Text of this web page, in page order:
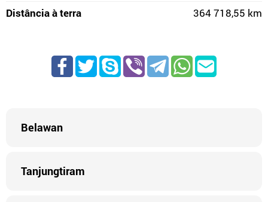
Distância à terra
364 718,55 km
Belawan
Tanjungtiram